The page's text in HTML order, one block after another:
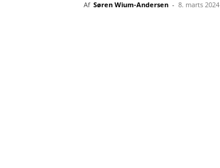
Af Søren Wium-Andersen - 8. marts 2024